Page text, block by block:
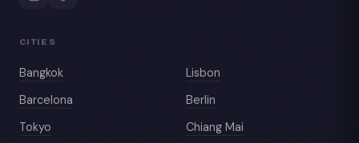
CITIES
Bangkok
Lisbon
Barcelona
Berlin
Tokyo
Chiang Mai